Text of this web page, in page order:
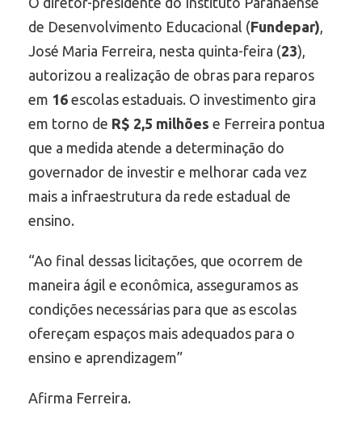
de Desenvolvimento Educacional (Fundepar),
José Maria Ferreira, nesta quinta-feira (23),
autorizou a realização de obras para reparos
em 16 escolas estaduais. O investimento gira
em torno de R$ 2,5 milhões e Ferreira pontua
que a medida atende a determinação do
governador de investir e melhorar cada vez
mais a infraestrutura da rede estadual de
ensino.
“Ao final dessas licitações, que ocorrem de
maneira ágil e econômica, asseguramos as
condições necessárias para que as escolas
ofereçam espaços mais adequados para o
ensino e aprendizagem”
Afirma Ferreira.